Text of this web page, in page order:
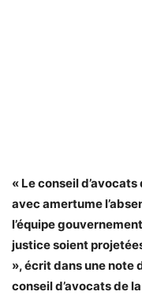
« Le conseil
avec amertume
l’équipe
justice soient
», écrit dans une note
conseil d’avocats de